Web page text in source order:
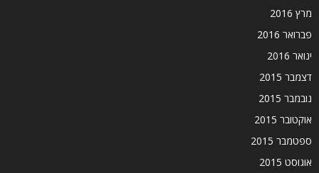
מרץ 2016
פברואר 2016
ינואר 2016
דצמבר 2015
נובמבר 2015
אוקטובר 2015
ספטמבר 2015
אוגוסט 2015